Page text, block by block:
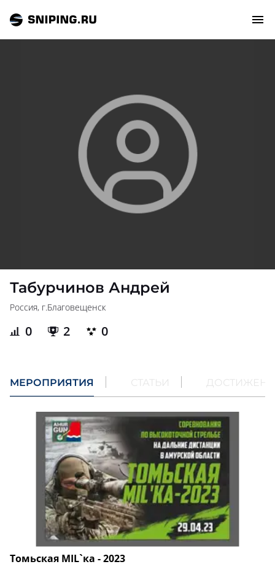
ТИРЫ И СТРЕЛЬБИЩА
О НАС
Табурчинов Андрей
Россия, г.Благовещенск
0 2 0
МЕРОПРИЯТИЯ СТАТЬИ
Томьская MIL`ка - 2023